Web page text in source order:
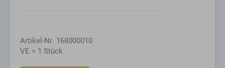
Artikel-Nr. 168000010
VE = 1 Stück